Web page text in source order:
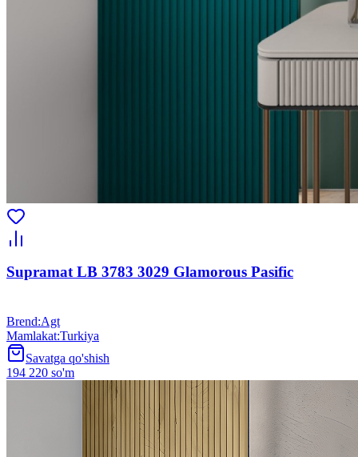
Supramat LB 3783 3029 Glamorous Pasific
Brend:Agt
Mamlakat:Turkiya
Savatga qo'shish
194 220 so'm